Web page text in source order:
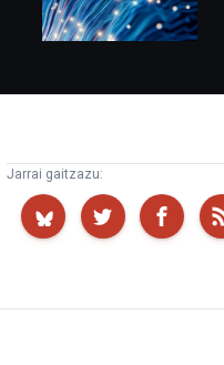
Jarrai gaitzazu: